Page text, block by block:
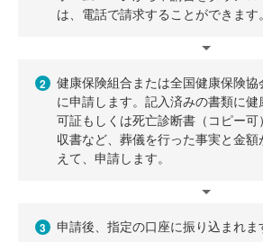
は、電話で請求することができます。
2
健康保険組合または全国健康保険協
に申請します。記入済みの書類に
可証もしくは死亡診断書（コピー
収書など、葬儀を行った事実と金
えて、申請します。
3 申請後、指定の口座に振り込まれま